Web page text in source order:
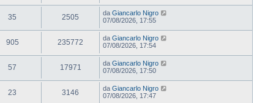
35 2505 da Giancarlo Nigro
07/08/2026, 17:55
905 235772 da Giancarlo Nigro
07/08/2026, 17:54
57 17971 da Giancarlo Nigro
07/08/2026, 17:50
23 3146 da Giancarlo Nigro
07/08/2026, 17:47